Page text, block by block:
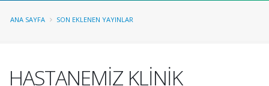
ANA SAYFA SON EKLENEN YAYINLAR
HASTANEMİZ KLİNİK